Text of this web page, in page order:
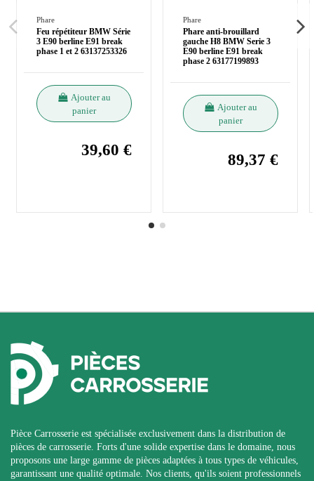
Phare
Feu répétiteur BMW Série
3 E90 berline E91 break
phase 1 et 2 63137253326
Ajouter au
panier
39,60 €
Phare
Phare anti-brouillard
gauche H8 BMW Serie 3
E90 berline E91 break
phase 2 63177199893
Ajouter au
panier
89,37 €
Pièce Carrosserie est spécialisée exclusivement dans la distribution de
pièces de carrosserie. Forts d'une solide expertise dans le domaine, nous
proposons une large gamme de pièces adaptées à tous types de véhicules,
garantissant une qualité optimale. Nos clients, qu'ils soient professionnels